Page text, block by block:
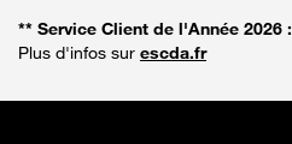
** Service Client de l'Année 2026 :
Plus d'infos sur escda.fr